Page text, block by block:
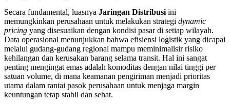
Secara fundamental, luasnya Jaringan Distribusi ini
memungkinkan perusahaan untuk melakukan strategi dynamic
pricing yang disesuaikan dengan kondisi pasar di setiap wilayah.
Data operasional menunjukkan bahwa efisiensi logistik yang dicapai
melalui gudang-gudang regional mampu meminimalisir risiko
kehilangan dan kerusakan barang selama transit. Hal ini sangat
penting mengingat emas adalah komoditas dengan nilai tinggi per
satuan volume, di mana keamanan pengiriman menjadi prioritas
utama dalam rantai pasok perusahaan untuk menjaga margin
keuntungan tetap stabil dan sehat.